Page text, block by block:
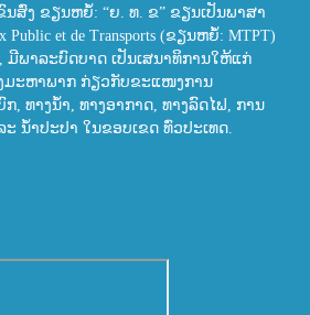
ນສົ່ງ ຂຽນຫຍໍ້: “ຍ. ທ. ຂ” ຂຽນເປັນພາສາ
Public et de Transports (ຂຽນຫຍໍ້: MTPT)
ພາລະບົດບາດ ເປັນເສນາທິການໃຫ້ແກ່
ມະຫາພາກ ກ່ຽວກັບຂະແໜງການ
, ທາງນ້ຳ, ທາງອາກາດ, ທາງລົດໄຟ, ການ
ະ ນ້ຳປະປາ ໃນຂອບເຂດ ທົ່ວປະເທດ.